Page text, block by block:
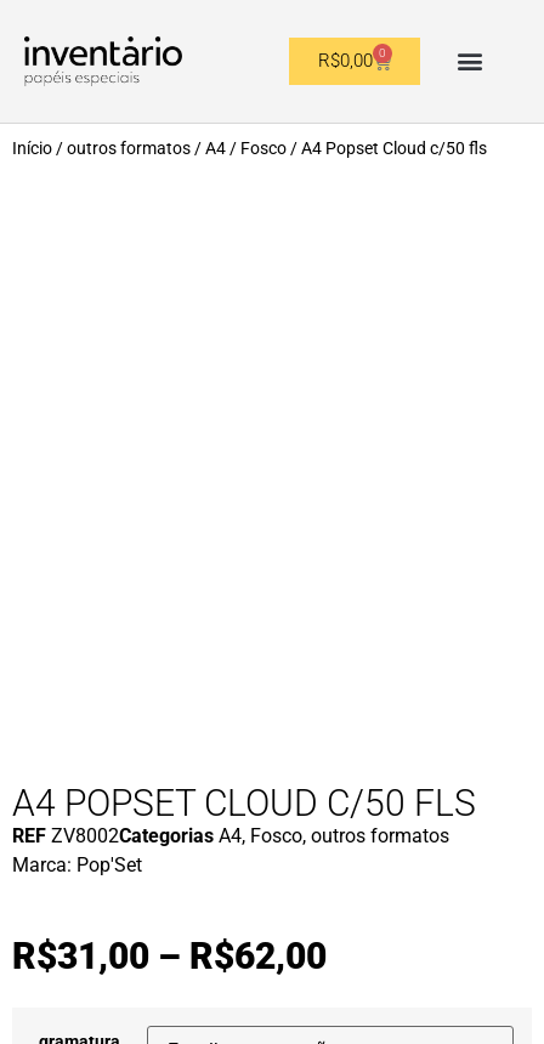
R$0,00 0
Início /outros formatos /A4 / Fosco / A4 Popset Cloud c/50 fls
A4 POPSET CLOUD C/50 FLS
REF ZV8002Categorias A4, Fosco, outros formatos
Marca: Pop'Set
R$31,00 – R$62,00